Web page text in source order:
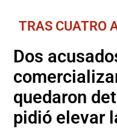
TRAS CUATRO
Dos
quedaron
pidió elevar